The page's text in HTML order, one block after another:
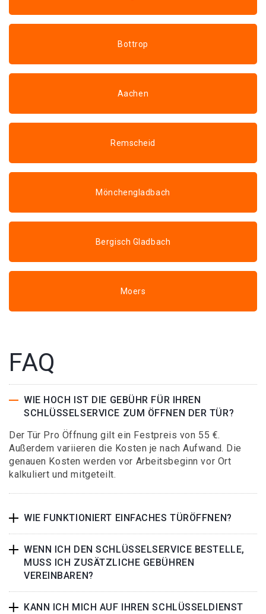
Bottrop
Aachen
Remscheid
Mönchengladbach
Bergisch Gladbach
Moers
FAQ
WIE HOCH IST DIE GEBÜHR FÜR IHREN
SCHLÜSSELSERVICE ZUM ÖFFNEN DER TÜR?
Der Tür Pro Öffnung gilt ein Festpreis von 55 €.
Außerdem variieren die Kosten je nach Aufwand. Die
genauen Kosten werden vor Arbeitsbeginn vor Ort
kalkuliert und mitgeteilt.
WIE FUNKTIONIERT EINFACHES TÜRÖFFNEN?
WENN ICH DEN SCHLÜSSELSERVICE BESTELLE,
MUSS ICH ZUSÄTZLICHE GEBÜHREN
VEREINBAREN?
KANN ICH MICH AUF IHREN SCHLÜSSELDIENST